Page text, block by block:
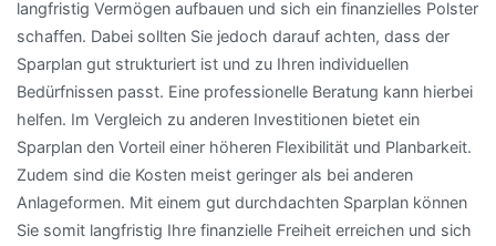
langfristig Vermögen aufbauen und sich ein finanzielles Polster
schaffen. Dabei sollten Sie jedoch darauf achten, dass der
Sparplan gut strukturiert ist und zu Ihren individuellen
Bedürfnissen passt. Eine professionelle Beratung kann hierbei
helfen. Im Vergleich zu anderen Investitionen bietet ein
Sparplan den Vorteil einer höheren Flexibilität und Planbarkeit.
Zudem sind die Kosten meist geringer als bei anderen
Anlageformen. Mit einem gut durchdachten Sparplan können
Sie somit langfristig Ihre finanzielle Freiheit erreichen und sich